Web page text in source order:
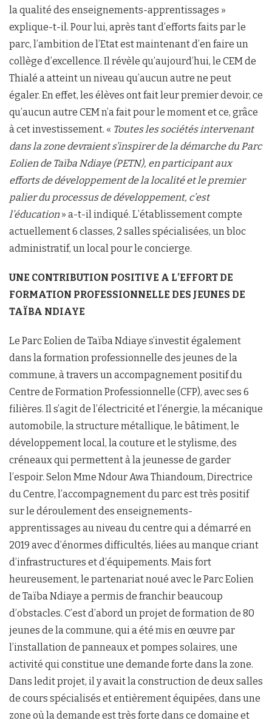
la qualité des enseignements-apprentissages »
explique-t-il. Pour lui, après tant d’efforts faits par le
parc, l’ambition de l’Etat est maintenant d’en faire un
collège d’excellence. Il révèle qu’aujourd’hui, le CEM de
Thialé a atteint un niveau qu’aucun autre ne peut
égaler. En effet, les élèves ont fait leur premier devoir, ce
qu’aucun autre CEM n’a fait pour le moment et ce, grâce
à cet investissement. « Toutes les sociétés intervenant
dans la zone devraient s’inspirer de la démarche du Parc
Eolien de Taïba Ndiaye (PETN), en participant aux
efforts de développement de la localité et le premier
palier du processus de développement, c’est
l’éducation» a-t-il indiqué. L’établissement compte
actuellement 6 classes, 2 salles spécialisées, un bloc
administratif, un local pour le concierge.
UNE CONTRIBUTION POSITIVE A L’EFFORT DE
FORMATION PROFESSIONNELLE DES JEUNES DE
TAÏBA NDIAYE
Le Parc Eolien de Taïba Ndiaye s’investit également
dans la formation professionnelle des jeunes de la
commune, à travers un accompagnement positif du
Centre de Formation Professionnelle (CFP), avec ses 6
filières. Il s’agit de l’électricité et l’énergie, la mécanique
automobile, la structure métallique, le bâtiment, le
développement local, la couture et le stylisme, des
créneaux qui permettent à la jeunesse de garder
l’espoir. Selon Mme Ndour Awa Thiandoum, Directrice
du Centre, l’accompagnement du parc est très positif
sur le déroulement des enseignements-
apprentissages au niveau du centre qui a démarré en
2019 avec d’énormes difficultés, liées au manque criant
d’infrastructures et d’équipements. Mais fort
heureusement, le partenariat noué avec le Parc Eolien
de Taïba Ndiaye a permis de franchir beaucoup
d’obstacles. C’est d’abord un projet de formation de 80
jeunes de la commune, qui a été mis en œuvre par
l’installation de panneaux et pompes solaires, une
activité qui constitue une demande forte dans la zone.
Dans ledit projet, il y avait la construction de deux salles
de cours spécialisés et entièrement équipées, dans une
zone où la demande est très forte dans ce domaine et